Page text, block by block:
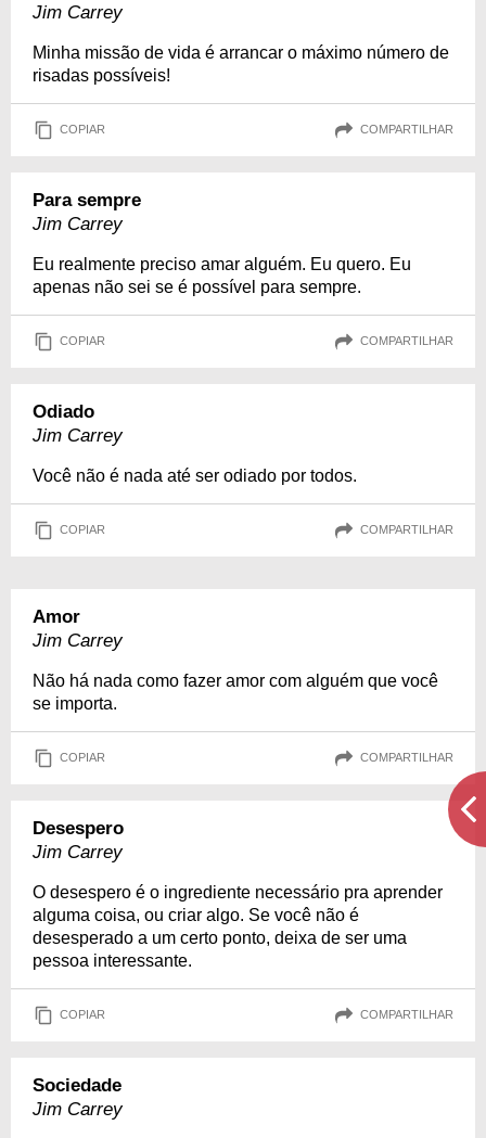
Jim Carrey
Minha missão de vida é arrancar o máximo número de
risadas possíveis!
COPIAR COMPARTILHAR
Para sempre
Jim Carrey
Eu realmente preciso amar alguém. Eu quero. Eu
apenas não sei se é possível para sempre.
COPIAR COMPARTILHAR
Odiado
Jim Carrey
Você não é nada até ser odiado por todos.
COPIAR COMPARTILHAR
Amor
Jim Carrey
Não há nada como fazer amor com alguém que você
se importa.
COPIAR COMPARTILHAR
Desespero
Jim Carrey
O desespero é o ingrediente necessário pra aprender
alguma coisa, ou criar algo. Se você não é
desesperado a um certo ponto, deixa de ser uma
pessoa interessante.
COPIAR COMPARTILHAR
Sociedade
Jim Carrey